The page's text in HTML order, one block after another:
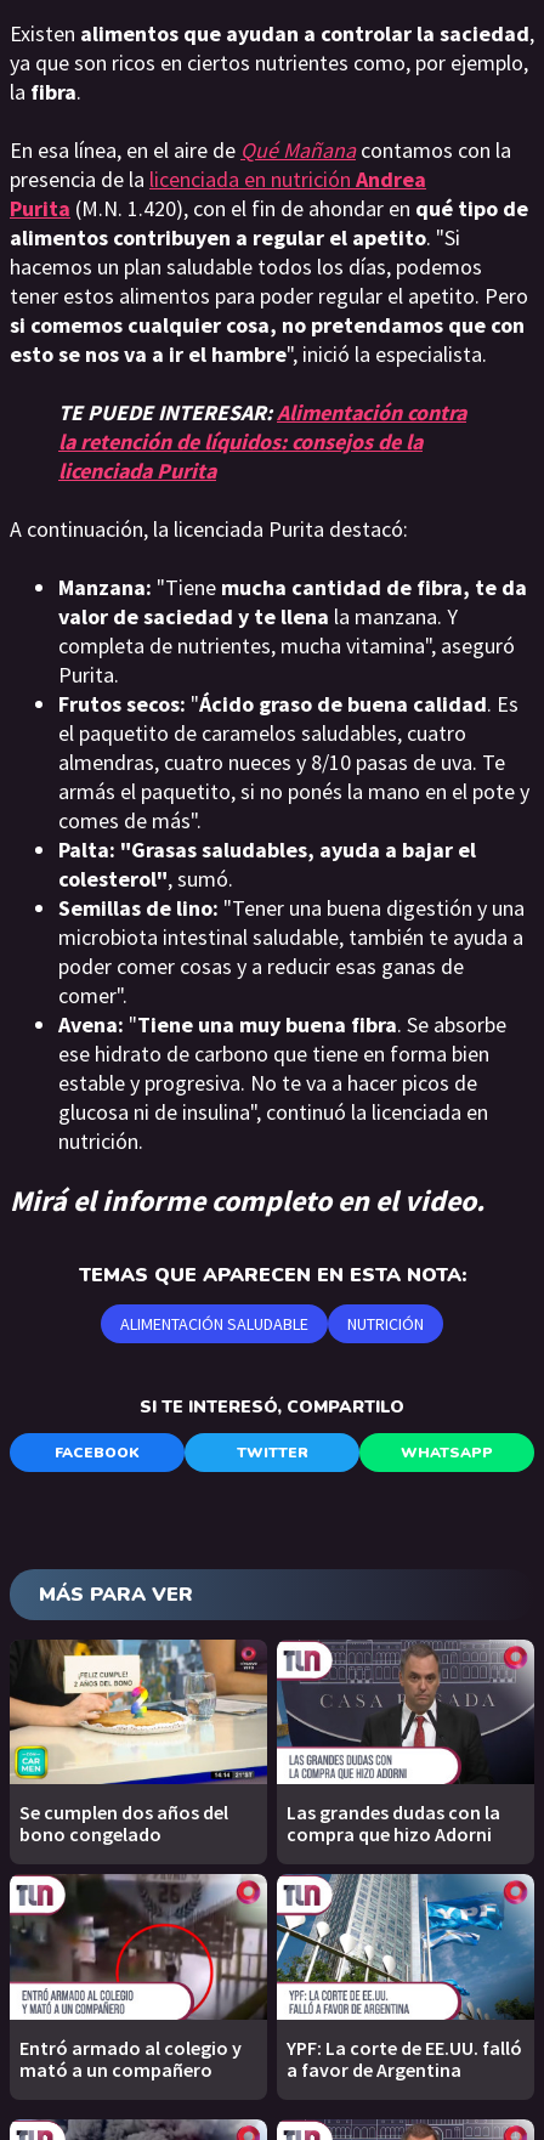
Existen alimentos que ayudan a controlar la saciedad,
ya que son ricos en ciertos nutrientes como, por ejemplo,
la fibra.
En esa línea, en el aire de Qué Mañanacontamos con la
presencia de la licenciada en nutrición Andrea
Purita (M.N. 1.420), con el fin de ahondar en qué tipo de
alimentos contribuyen a regular el apetito. "Si
hacemos un plan saludable todos los días, podemos
tener estos alimentos para poder regular el apetito. Pero
si comemos cualquier cosa, no pretendamos que con
esto se nos va a ir el hambre", inició la especialista.
TE PUEDE INTERESAR:Alimentación contra
la retención de líquidos: consejos de la
licenciada Purita
A continuación, la licenciada Purita destacó:
Manzana: "Tiene mucha cantidad de fibra, te da
valor de saciedad y te llena la manzana. Y
completa de nutrientes, mucha vitamina", aseguró
Purita.
Frutos secos: "Ácido graso de buena calidad. Es
el paquetito de caramelos saludables, cuatro
almendras, cuatro nueces y 8/10 pasas de uva. Te
armás el paquetito, si no ponés la mano en el pote y
comes de más".
Palta: "Grasas saludables, ayuda a bajar el
colesterol", sumó.
Semillas de lino: "Tener una buena digestión y una
microbiota intestinal saludable, también te ayuda a
poder comer cosas y a reducir esas ganas de
comer".
Avena: "Tiene una muy buena fibra. Se absorbe
ese hidrato de carbono que tiene en forma bien
estable y progresiva. No te va a hacer picos de
glucosa ni de insulina", continuó la licenciada en
nutrición.
Mirá el informe completo en el video.
TEMAS QUE APARECEN EN ESTA NOTA:
ALIMENTACIÓN SALUDABLE NUTRICIÓN
SI TE INTERESÓ, COMPARTILO
FACEBOOK TWITTER WHATSAPP
MÁS PARA VER
Se cumplen dos años del
bono congelado
Las grandes dudas con la
compra que hizo Adorni
Entró armado al colegio y
mató a un compañero
YPF: La corte de EE.UU. falló
a favor de Argentina